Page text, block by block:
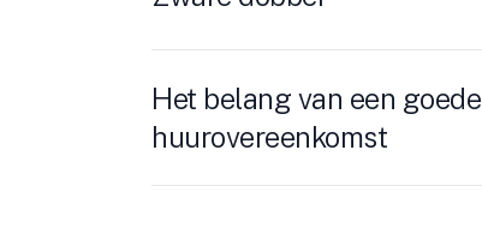
Het belang van een goede
huurovereenkomst